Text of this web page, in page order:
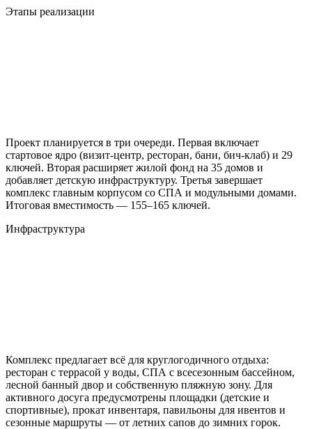
Этапы реализации
Проект планируется в три очереди. Первая включает
стартовое ядро (визит-центр, ресторан, бани, бич-клаб) и 29
ключей. Вторая расширяет жилой фонд на 35 домов и
добавляет детскую инфраструктуру. Третья завершает
комплекс главным корпусом со СПА и модульными домами.
Итоговая вместимость — 155–165 ключей.
Инфраструктура
Комплекс предлагает всё для круглогодичного отдыха:
ресторан с террасой у воды, СПА с всесезонным бассейном,
лесной банный двор и собственную пляжную зону. Для
активного досуга предусмотрены площадки (детские и
спортивные), прокат инвентаря, павильоны для ивентов и
сезонные маршруты — от летних сапов до зимних горок.